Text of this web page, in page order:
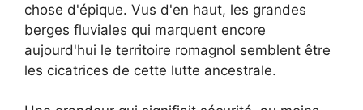
chose d'épique. Vus d'en haut, les grandes
berges fluviales qui marquent encore
aujourd'hui le territoire romagnol semblent être
les cicatrices de cette lutte ancestrale.